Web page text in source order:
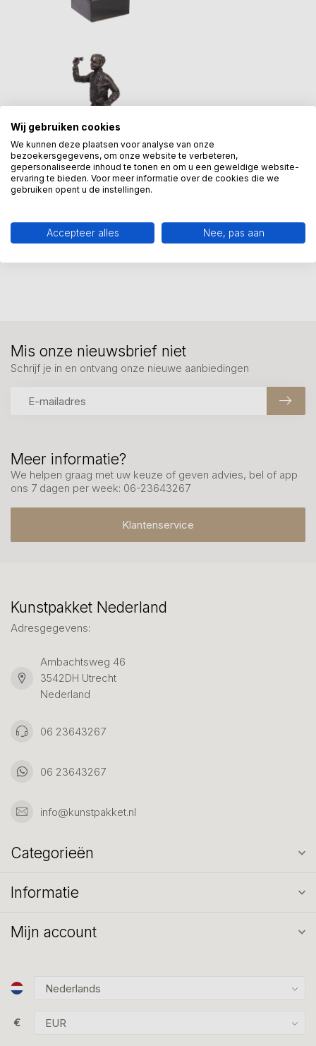
Meer informatie?
We helpen graag met uw keuze of geven advies, bel of app
ons 7 dagen per week: 06-23643267
Klantenservice
Mis onze nieuwsbrief niet
Schrijf je in en ontvang onze nieuwe aanbiedingen
Kunstpakket Nederland
Adresgegevens:
Ambachtsweg 46
3542DH Utrecht
Nederland
06 23643267
06 23643267
info@kunstpakket.nl
Categorieën
Informatie
Mijn account
€
Wij gebruiken cookies
We kunnen deze plaatsen voor analyse van onze
bezoekersgegevens, om onze website te verbeteren,
gepersonaliseerde inhoud te tonen en om u een geweldige website-
ervaring te bieden. Voor meer informatie over de cookies die we
gebruiken opent u de instellingen.
Accepteer alles Nee, pas aan